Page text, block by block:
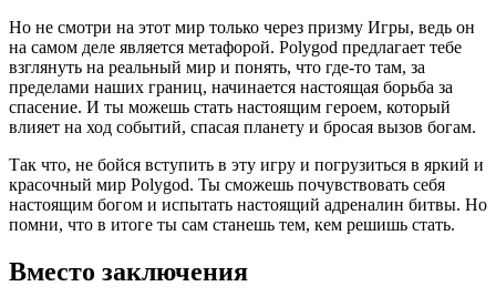
Но не смотри на этот мир только через призму Игры, ведь он
на самом деле является метафорой. Polygod предлагает тебе
взглянуть на реальный мир и понять, что где-то там, за
пределами наших границ, начинается настоящая борьба за
спасение. И ты можешь стать настоящим героем, который
влияет на ход событий, спасая планету и бросая вызов богам.
Так что, не бойся вступить в эту игру и погрузиться в яркий и
красочный мир Polygod. Ты сможешь почувствовать себя
настоящим богом и испытать настоящий адреналин битвы. Но
помни, что в итоге ты сам станешь тем, кем решишь стать.
Вместо заключения